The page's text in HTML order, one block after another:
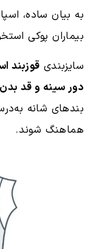
به بیان ساده،
بیماران پوکی
سایزبندی قوزبند
دور سینه و قد بدن
بندهای شانه
هماهنگ شوند.